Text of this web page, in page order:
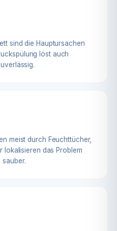
sind die Hauptursachen
löst auch
meist durch Feuchttücher,
lokalisieren das Problem